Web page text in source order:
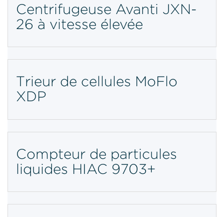
Centrifugeuse Avanti JXN-
26 à vitesse élevée
Trieur de cellules MoFlo
XDP
Compteur de particules
liquides HIAC 9703+